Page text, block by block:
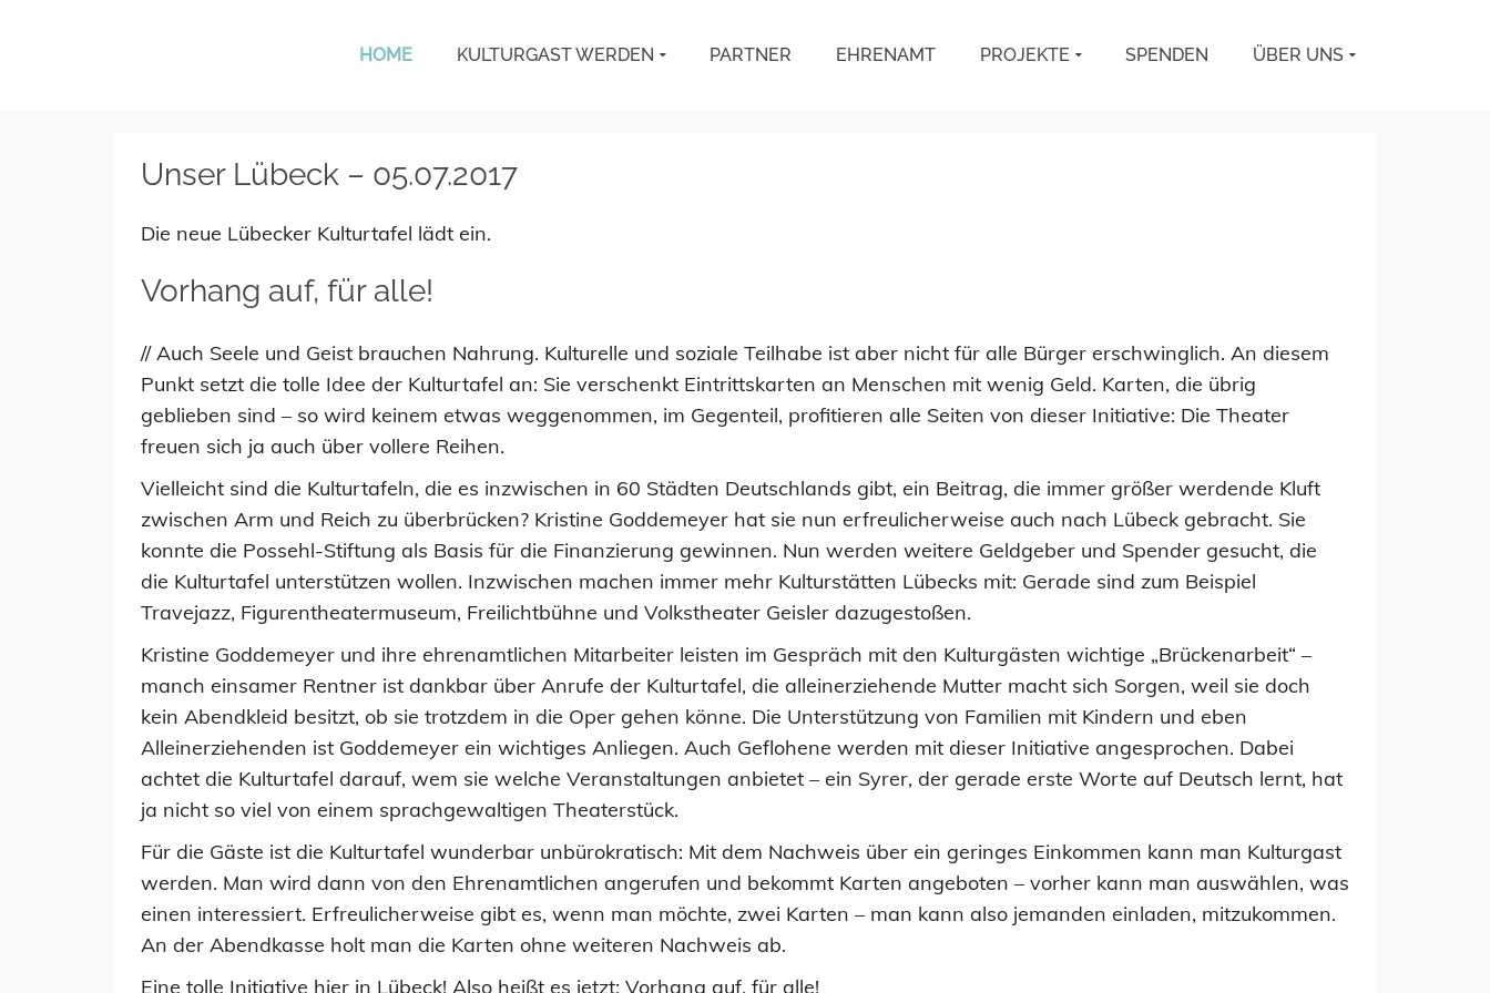
HOME KULTURGAST WERDEN PARTNER EHRENAMT PROJEKTE SPENDEN ÜBER UNS
Unser Lübeck – 05.07.2017
Die neue Lübecker Kulturtafel lädt ein.
Vorhang auf, für alle!
// Auch Seele und Geist brauchen Nahrung. Kulturelle und soziale Teilhabe ist aber nicht für alle Bürger erschwinglich. An diesem
Punkt setzt die tolle Idee der Kulturtafel an: Sie verschenkt Eintrittskarten an Menschen mit wenig Geld. Karten, die übrig
geblieben sind – so wird keinem etwas weggenommen, im Gegenteil, profitieren alle Seiten von dieser Initiative: Die Theater
freuen sich ja auch über vollere Reihen.
Vielleicht sind die Kulturtafeln, die es inzwischen in 60 Städten Deutschlands gibt, ein Beitrag, die immer größer werdende Kluft
zwischen Arm und Reich zu überbrücken? Kristine Goddemeyer hat sie nun erfreulicherweise auch nach Lübeck gebracht. Sie
konnte die Possehl-Stiftung als Basis für die Finanzierung gewinnen. Nun werden weitere Geldgeber und Spender gesucht, die
die Kulturtafel unterstützen wollen. Inzwischen machen immer mehr Kulturstätten Lübecks mit: Gerade sind zum Beispiel
Travejazz, Figurentheatermuseum, Freilichtbühne und Volkstheater Geisler dazugestoßen.
Kristine Goddemeyer und ihre ehrenamtlichen Mitarbeiter leisten im Gespräch mit den Kulturgästen wichtige „Brückenarbeit“ –
manch einsamer Rentner ist dankbar über Anrufe der Kulturtafel, die alleinerziehende Mutter macht sich Sorgen, weil sie doch
kein Abendkleid besitzt, ob sie trotzdem in die Oper gehen könne. Die Unterstützung von Familien mit Kindern und eben
Alleinerziehenden ist Goddemeyer ein wichtiges Anliegen. Auch Geflohene werden mit dieser Initiative angesprochen. Dabei
achtet die Kulturtafel darauf, wem sie welche Veranstaltungen anbietet – ein Syrer, der gerade erste Worte auf Deutsch lernt, hat
ja nicht so viel von einem sprachgewaltigen Theaterstück.
Für die Gäste ist die Kulturtafel wunderbar unbürokratisch: Mit dem Nachweis über ein geringes Einkommen kann man Kulturgast
werden. Man wird dann von den Ehrenamtlichen angerufen und bekommt Karten angeboten – vorher kann man auswählen, was
einen interessiert. Erfreulicherweise gibt es, wenn man möchte, zwei Karten – man kann also jemanden einladen, mitzukommen.
An der Abendkasse holt man die Karten ohne weiteren Nachweis ab.
Eine tolle Initiative hier in Lübeck! Also heißt es jetzt: Vorhang auf, für alle!